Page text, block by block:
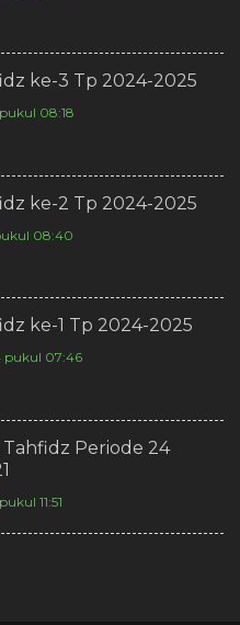
ke-3 Tp 2024-2025
08:18
ke-2 Tp 2024-2025
08:40
ke-1 Tp 2024-2025
pukul 07:46
Tahfidz Periode 24
11:51